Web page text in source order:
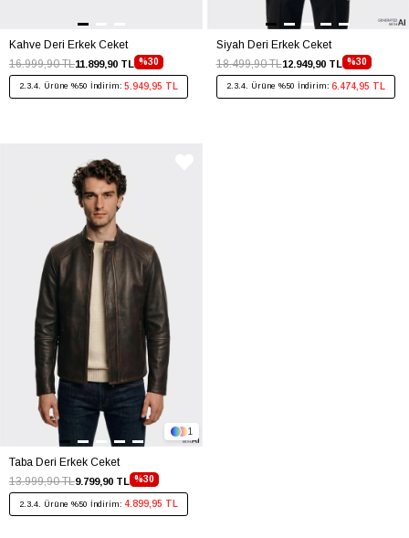
Kahve Deri Erkek Ceket
%30
11.899,90 TL
16.999,90 TL
2.3.4. Ürüne %50 İndirim: 5.949,95 TL
Siyah Deri Erkek Ceket
%30
12.949,90 TL
18.499,90 TL
2.3.4. Ürüne %50 İndirim: 6.474,95 TL
Taba Deri Erkek Ceket
%30
9.799,90 TL
13.999,90 TL
2.3.4. Ürüne %50 İndirim: 4.899,95 TL
1